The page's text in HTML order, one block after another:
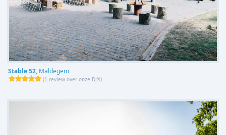
Stable 52, Maldegem
(1 review over onze DJ's)